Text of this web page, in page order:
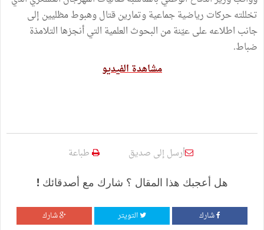
تخللته حركات رياضية جماعية وتمارين قتال وهبوط مظليين إلى
جانب اطلاعه على عيّنة من البحوث العلمية التي أنجزها التلامذة
ضباط.
مشاهدة الفيديو
أرسل إلى صديق طباعة
هل أعجبك هذا المقال ؟ شارك مع أصدقائك !
شارك التويتر شارك